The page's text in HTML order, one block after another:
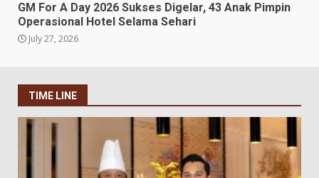
GM For A Day 2026 Sukses Digelar, 43 Anak Pimpin
Operasional Hotel Selama Sehari
July 27, 2026
TIME LINE